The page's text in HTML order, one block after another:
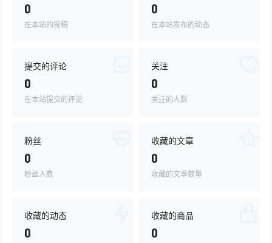
0
在本站的投稿
0
在本站发布的动态
提交的评论
0
在本站提交的评论
关注
0
关注的人数
粉丝
0
粉丝人数
收藏的文章
0
收藏的文章数量
收藏的动态
0
收藏的商品
0